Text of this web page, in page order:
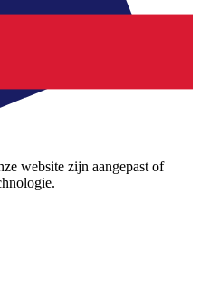
website zijn aangepast of